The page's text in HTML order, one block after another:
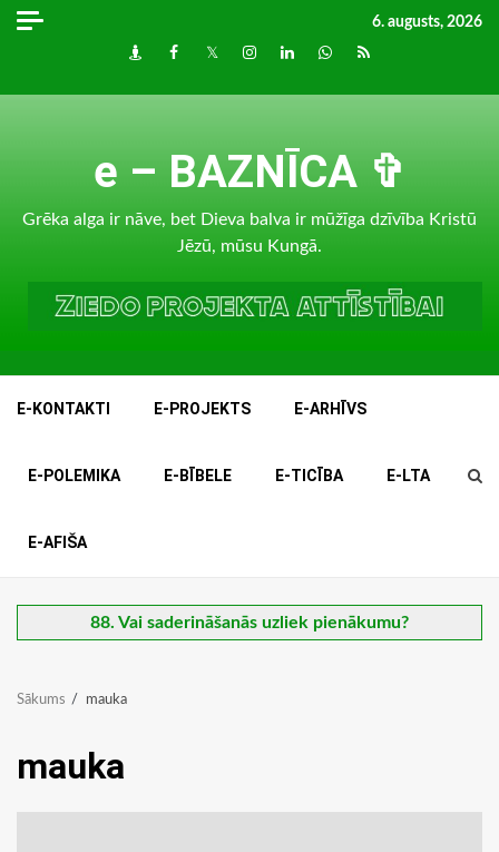
Skip
6. augusts, 2026
DraugiemFacebook
TwitterInstagram
LinkedInwhatsapp
RSS
e – BAZNĪCA ✞
Grēka alga ir nāve, bet Dieva balva ir mūžīga dzīvība Kristū
Jēzū, mūsu Kungā.
E-KONTAKTI E-PROJEKTS E-ARHĪVS
E-POLEMIKA E-BĪBELE E-TICĪBA E-LTA
E-AFIŠA
88. Vai saderināšanās uzliek pienākumu?
Sākums mauka
mauka